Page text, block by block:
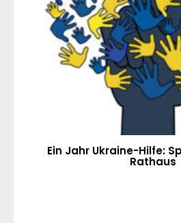
Ein Jahr Ukraine-Hilfe:
Rathaus